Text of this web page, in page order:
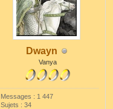
Dwayn
Vanya
Messages : 1 447
Sujets : 34